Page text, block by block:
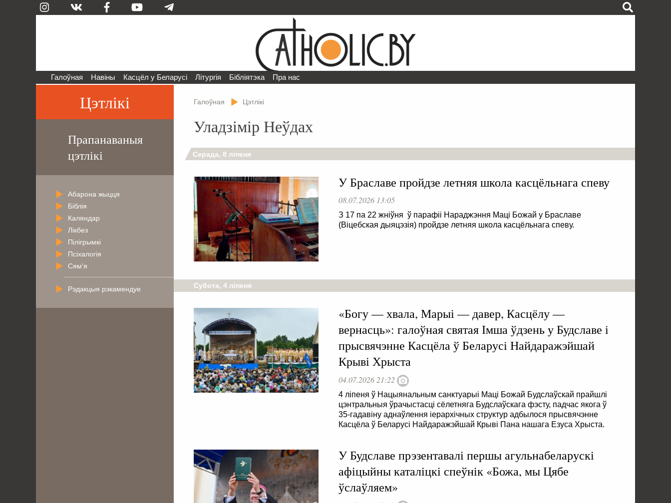
Галоўная Навіны Касцёл у Беларусі Літургія Бібліятэка Пра нас
Галоўная Цэтлікі
Уладзімір Неўдах
Серада, 8 ліпеня
У Браславе пройдзе летняя школа касцёльнага спеву
08.07.2026 13:05
З 17 па 22 жніўня ў парафіі Нараджэння Маці Божай у Браславе
(Віцебская дыяцэзія) пройдзе летняя школа касцёльнага спеву.
Субота, 4 ліпеня
«Богу — хвала, Марыі — давер, Касцёлу —
вернасць»: галоўная святая Імша ўдзень у Будславе і
прысвячэнне Касцёла ў Беларусі Найдаражэйшай
Крыві Хрыста
04.07.2026 21:22
4 ліпеня ў Нацыянальным санктуарыі Маці Божай Будслаўскай прайшлі
цэнтральныя ўрачыстасці сёлетняга Будслаўскага фэсту, падчас якога ў
35-гадавіну аднаўлення іерархічных структур адбылося прысвячэнне
Касцёла ў Беларусі Найдаражэйшай Крыві Пана нашага Езуса Хрыста.
У Будславе прэзентавалі першы агульнабеларускі
афіцыйны каталіцкі спеўнік «Божа, мы Цябе
ўслаўляем»
Цэтлікі
Прапанаваныя
цэтлікі
Абарона жыцця
Біблія
Каляндар
Лікбез
Пілігрымкі
Псіхалогія
Сям'я
Рэдакцыя рэкамендуе